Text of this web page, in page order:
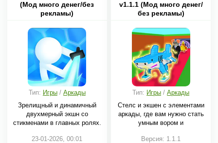
(Мод много денег/без
рекламы)
Тип: Игры/ Аркады
Зрелищный и динамичный
двухмерный экшн со
стикменами в главных ролях.
23-01-2026, 00:01
v1.1.1 (Мод много денег/
без рекламы)
Тип: Игры /Аркады
Стелс и экшен с элементами
аркады, где вам нужно стать
умным вором и
Версия: 1.1.1